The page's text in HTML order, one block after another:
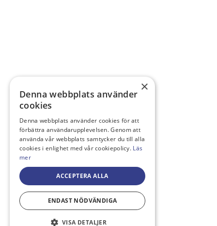
×
Denna webbplats använder
cookies
Denna webbplats använder cookies för att
förbättra användarupplevelsen. Genom att
använda vår webbplats samtycker du till alla
cookies i enlighet med vår cookiepolicy. Läs
mer
ACCEPTERA ALLA
ENDAST NÖDVÄNDIGA
VISA DETALJER